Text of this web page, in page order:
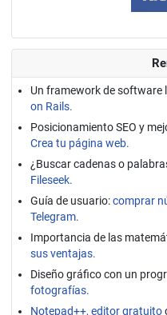
Un framework de software
on Rails.
Posicionamiento SEO y
Crea tu página web.
¿Buscar cadenas o
Fileseek.
Guía de usuario:comprar
Telegram.
Importancia de las
sus ventajas.
Diseño gráfico con un
fotografías.
Notepad++, editor gratuito